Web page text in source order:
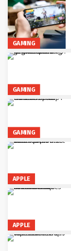
GAMING
GAMING
GAMING
APPLE
APPLE